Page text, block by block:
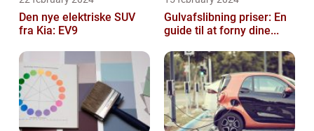
Den nye elektriske SUV
fra Kia: EV9
Gulvafslibning priser: En
guide til at forny dine...